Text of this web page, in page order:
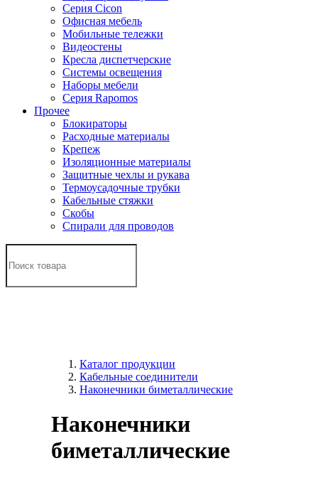
Серия Cicon
Офисная мебель
Мобильные тележки
Видеостены
Кресла диспетчерские
Системы освещения
Наборы мебели
Серия Rapomos
Прочее
Блокираторы
Расходные материалы
Крепеж
Изоляционные материалы
Защитные чехлы и рукава
Термоусадочные трубки
Кабельные стяжки
Скобы
Спирали для проводов
Каталог продукции
Кабельные соединители
Наконечники биметаллические
Наконечники
биметаллические